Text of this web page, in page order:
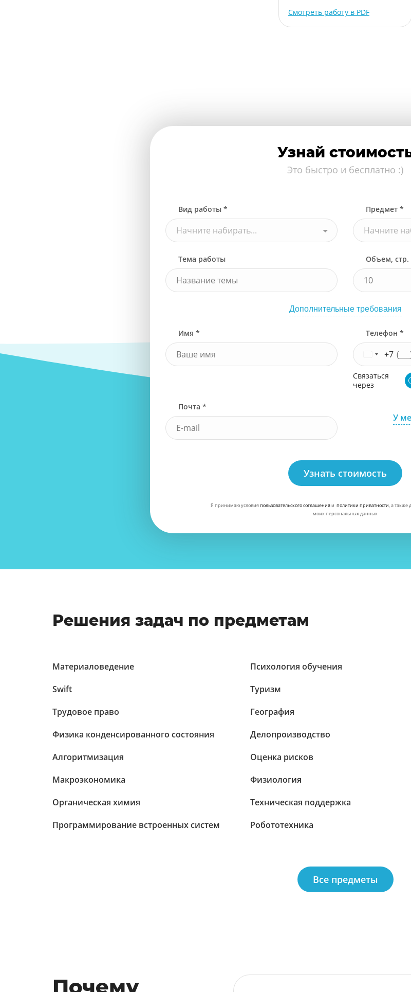
Смотреть работу в PDF
Узнай
Это быстро и бесплатно :)
Вид работы *
Начните набирать...
Предмет *
Начните
Тема работы Объем, стр.
Дополнительные требования
Имя * Телефон *
+7
Связаться
через
Почта *
У
Узнать стоимость
Я принимаю условияпользовательского соглашенияи политики приватности, а также
моих персональных данных
Решения задач по предметам
Материаловедение
Swift
Трудовое право
Физика конденсированного состояния
Алгоритмизация
Макроэкономика
Органическая химия
Программирование встроенных систем
Психология обучения
Туризм
География
Делопроизводство
Оценка рисков
Физиология
Техническая поддержка
Робототехника
Все предметы
Почему